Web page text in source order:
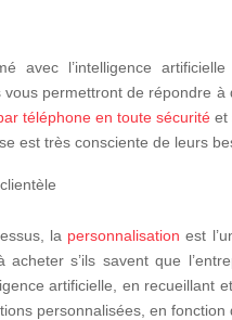
avec l’intelligence
permettront de répondre à
téléphone en toute sécuritéet
est très consciente de leurs
la personnalisation est
s’ils savent que
artificielle, en recueillant
personnalisées, en fonction